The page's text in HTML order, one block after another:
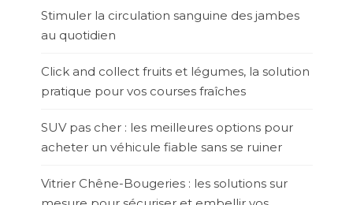
Stimuler la circulation sanguine des jambes
au quotidien
Click and collect fruits et légumes, la solution
pratique pour vos courses fraîches
SUV pas cher : les meilleures options pour
acheter un véhicule fiable sans se ruiner
Vitrier Chêne-Bougeries : les solutions sur